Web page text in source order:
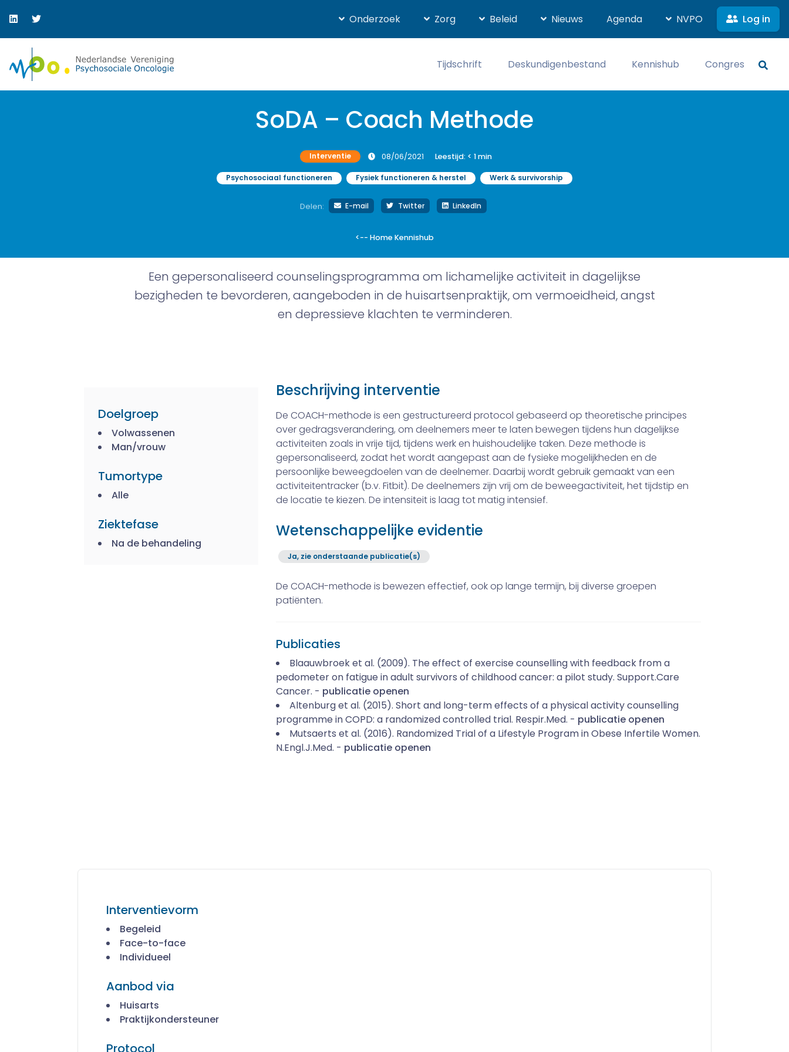
Onderzoek Zorg Beleid Nieuws Agenda NVPO Log in
Tijdschrift Deskundigenbestand Kennishub Congres
SoDA – Coach Methode
Interventie 08/06/2021 Leestijd: < 1min
Psychosociaal functioneren Fysiek functioneren & herstel Werk & survivorship
Delen: E-mail Twitter LinkedIn
<-- Home Kennishub
Een gepersonaliseerd counselingsprogramma om lichamelijke activiteit in dagelijkse
bezigheden te bevorderen, aangeboden in de huisartsenpraktijk, om vermoeidheid, angst
en depressieve klachten te verminderen.
Doelgroep
Volwassenen
Man/vrouw
Tumortype
Alle
Ziektefase
Na de behandeling
Beschrijving interventie
De COACH-methode is een gestructureerd protocol gebaseerd op theoretische principes
over gedragsverandering, om deelnemers meer te laten bewegen tijdens hun dagelijkse
activiteiten zoals in vrije tijd, tijdens werk en huishoudelijke taken. Deze methode is
gepersonaliseerd, zodat het wordt aangepast aan de fysieke mogelijkheden en de
persoonlijke beweegdoelen van de deelnemer. Daarbij wordt gebruik gemaakt van een
activiteitentracker (b.v. Fitbit). De deelnemers zijn vrij om de beweegactiviteit, het tijdstip en
de locatie te kiezen. De intensiteit is laag tot matig intensief.
Wetenschappelijke evidentie
Ja, zie onderstaande publicatie(s)
De COACH-methode is bewezen effectief, ook op lange termijn, bij diverse groepen
patiënten.
Publicaties
Blaauwbroek et al. (2009). The effect of exercise counselling with feedback from a
pedometer on fatigue in adult survivors of childhood cancer: a pilot study. Support.Care
Cancer. - publicatie openen
Altenburg et al. (2015). Short and long-term effects of a physical activity counselling
programme in COPD: a randomized controlled trial. Respir.Med. - publicatie openen
Mutsaerts et al. (2016). Randomized Trial of a Lifestyle Program in Obese Infertile Women.
N.Engl.J.Med. - publicatie openen
Interventievorm
Begeleid
Face-to-face
Individueel
Aanbod via
Huisarts
Praktijkondersteuner
Protocol